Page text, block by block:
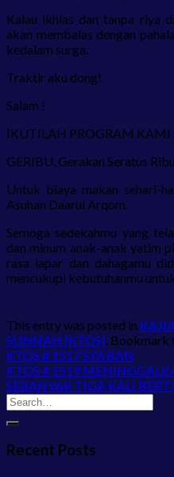
Kalau ikhlas dan tanpa riya
akan membalas dengan
kedalam surga.
Traktir aku dong!
Salam !
IKUTILAH PROGRAM KAMI
GERIBU, Gerakan Seratus
Untuk biaya makan sehari-
Asuhan Daarul Arqom.
Semoga sedekahmu yang
dan minum anak-anak yatim
rasa lapar dan dahagamu
mencukupi kebutuhanmu
This entry was posted in
SUNNAH (KTQS). Bookmark
KTQS # 1517 SYA’BAN
KTQS # 1519
SEBANYAK TIGA KALI
Recent Posts